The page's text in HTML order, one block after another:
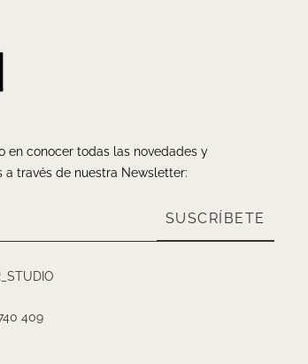
en conocer todas las novedades y
a través de nuestra Newsletter:
SUSCRÍBETE
409